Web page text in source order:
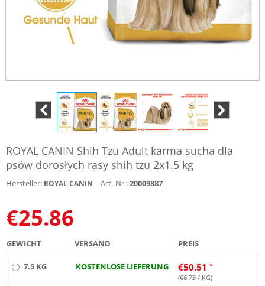
ROYAL CANIN Shih Tzu Adult karma sucha dla
psów dorosłych rasy shih tzu 2x1.5 kg
Hersteller: ROYAL CANIN Art.-Nr.:20009887
€25.86
GEWICHT VERSAND PREIS
7.5 KG KOSTENLOSE LIEFERUNG €50.51
(€6.73 / KG)